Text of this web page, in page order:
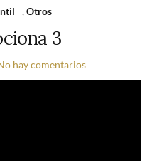
,Otros
3
hay comentarios